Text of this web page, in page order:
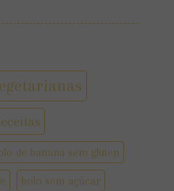
de banana sem gluten
bolo sem açúcar